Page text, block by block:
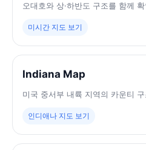
오대호와 상·하반도 구조를 함께
미시간 지도 보기
Indiana Map
미국 중서부 내륙 지역의 카운티
인디애나 지도 보기